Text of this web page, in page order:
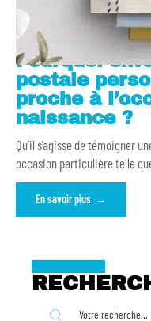
Pourquoi
postale
proche à
naissance ?
Qu’il s’agisse de témoigner
occasion particulière telle
En savoir plus